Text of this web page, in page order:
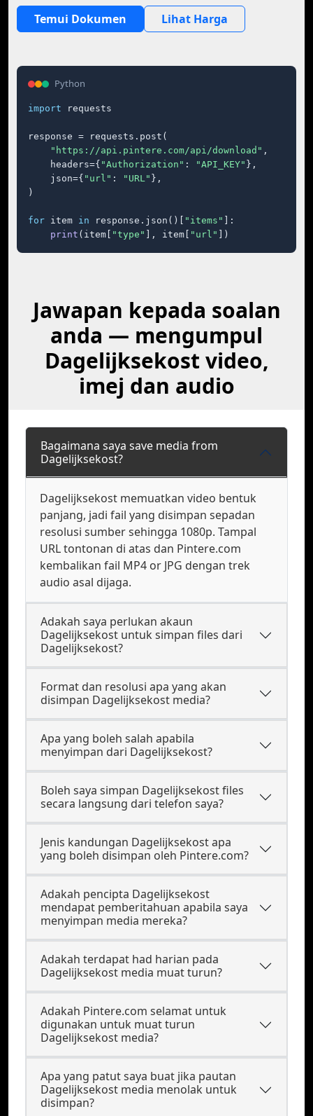
Temui Dokumen Lihat Harga
Python
import requests
response = requests.post(
"https://api.pintere.com/api/download" ,
    headers={
"Authorization" : "API_KEY" },
    json={
"url" : "URL" },
)
for item in response.json()[ "items"
]:
print (item[ "type" ], item[ "url" ])
Jawapan kepada soalan
anda — mengumpul
Dagelijksekost video,
imej dan audio
Bagaimana saya save media from
Dagelijksekost?
Dagelijksekost memuatkan video bentuk
panjang, jadi fail yang disimpan sepadan
resolusi sumber sehingga 1080p. Tampal
URL tontonan di atas dan Pintere.com
kembalikan fail MP4 or JPG dengan trek
audio asal dijaga.
Adakah saya perlukan akaun
Dagelijksekost untuk simpan files dari
Dagelijksekost?
Format dan resolusi apa yang akan
disimpan Dagelijksekost media?
Apa yang boleh salah apabila
menyimpan dari Dagelijksekost?
Boleh saya simpan Dagelijksekost files
secara langsung dari telefon saya?
Jenis kandungan Dagelijksekost apa
yang boleh disimpan oleh Pintere.com?
Adakah pencipta Dagelijksekost
mendapat pemberitahuan apabila saya
menyimpan media mereka?
Adakah terdapat had harian pada
Dagelijksekost media muat turun?
Adakah Pintere.com selamat untuk
digunakan untuk muat turun
Dagelijksekost media?
Apa yang patut saya buat jika pautan
Dagelijksekost media menolak untuk
disimpan?